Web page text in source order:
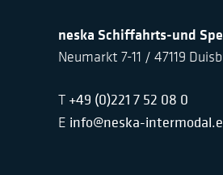
neska Schiffahrts-und
Neumarkt 7-11 / 47119
T +49 (0)221 7 52 08 0
E info@neska-